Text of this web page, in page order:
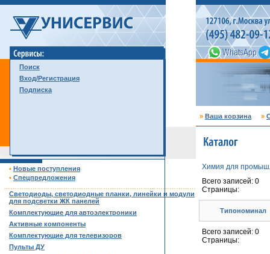
Поиск
Вход/Регистрация
Подписка
» Ваша корзина »
• Новые поступления
• Спецпредложения
Светодиоды, светодиодные планки, линейки и модули
для подсветки ЖК панелей
Комплектующие для автоэлектроники
Активные компоненты
Комплектующие для телевизоров
Пульты ДУ
Химия для
Всего записей: 0
Страницы:
Типономинал
Всего записей: 0
Страницы: